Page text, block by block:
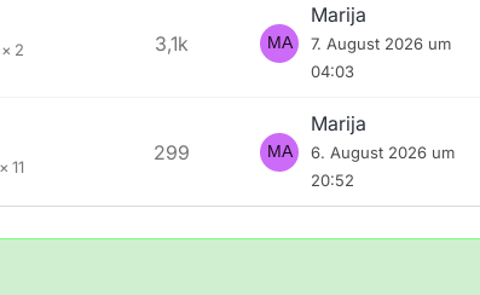
2 3,1k
Marija
7. August 2026 um
04:03
11
299
Marija
6. August 2026 um
20:52